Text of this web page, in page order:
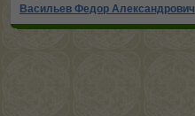
Васильев Федор Александрович